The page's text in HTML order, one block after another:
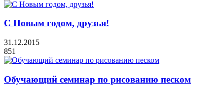
С Новым годом, друзья!
31.12.2015
851
Обучающий семинар по рисованию песком